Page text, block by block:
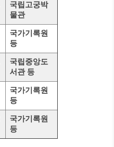
국립고궁박
물관
국가기록원
등
국립중앙도
서관 등
국가기록원
등
국가기록원
등